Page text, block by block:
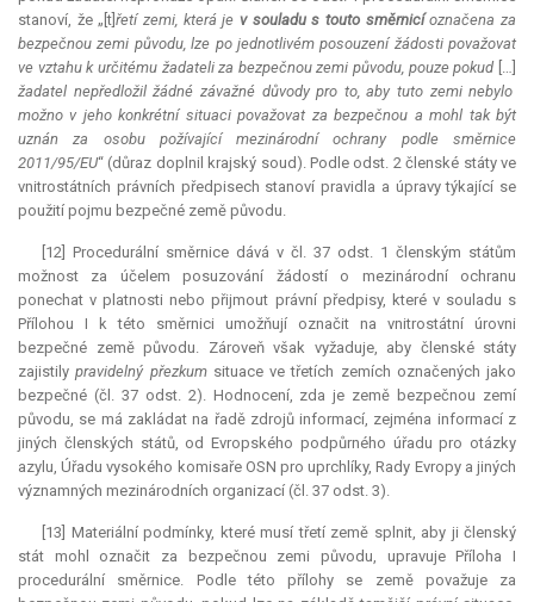
stanoví, že „[t]řetí zemi, která je v souladu s touto směrnicíoznačena za
bezpečnou zemi původu, lze po jednotlivém posouzení žádosti považovat
ve vztahu k určitému žadateli za bezpečnou zemi původu, pouze pokud […]
žadatel nepředložil žádné závažné důvody pro to, aby tuto zemi nebylo
možno v jeho konkrétní situaci považovat za bezpečnou a mohl tak být
uznán za osobu požívající mezinárodní ochrany podle směrnice
2011/95/EU“ (důraz doplnil krajský soud). Podle odst. 2 členské státy ve
vnitrostátních právních předpisech stanoví pravidla a úpravy týkající se
použití pojmu bezpečné země původu.
[12] Procedurální směrnice dává v čl. 37 odst. 1 členským státům
možnost za účelem posuzování žádostí o mezinárodní ochranu
ponechat v platnosti nebo přijmout právní předpisy, které v souladu s
Přílohou I k této směrnici umožňují označit na vnitrostátní úrovni
bezpečné země původu. Zároveň však vyžaduje, aby členské státy
zajistilypravidelný přezkumsituace ve třetích zemích označených jako
bezpečné (čl. 37 odst. 2). Hodnocení, zda je země bezpečnou zemí
původu, se má zakládat na řadě zdrojů informací, zejména informací z
jiných členských států, od Evropského podpůrného úřadu pro otázky
azylu, Úřadu vysokého komisaře OSN pro uprchlíky, Rady Evropy a jiných
významných mezinárodních organizací (čl. 37 odst. 3).
[13] Materiální podmínky, které musí třetí země splnit, aby ji členský
stát mohl označit za bezpečnou zemi původu, upravuje Příloha I
procedurální směrnice. Podle této přílohy se země považuje za